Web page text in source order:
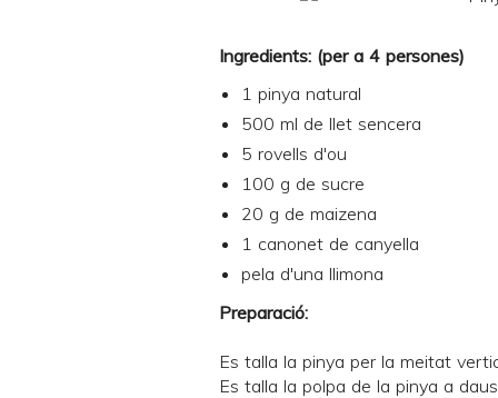
Ingredients: (per a 4 persones)
1 pinya natural
500 ml de llet sencera
5 rovells d'ou
100 g de sucre
20 g de maizena
1 canonet de canyella
pela d'una llimona
Preparació:
Es talla la pinya per la meitat
Es talla la polpa de la pinya a